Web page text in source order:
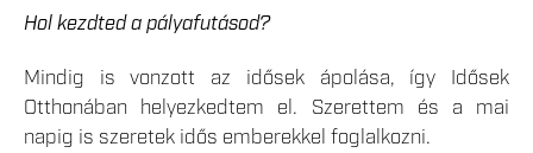
Hol kezdted a pályafutásod?
Mindig is vonzott az idősek ápolása, így Idősek
Otthonában helyezkedtem el. Szerettem és a mai
napig is szeretek idős emberekkel foglalkozni.